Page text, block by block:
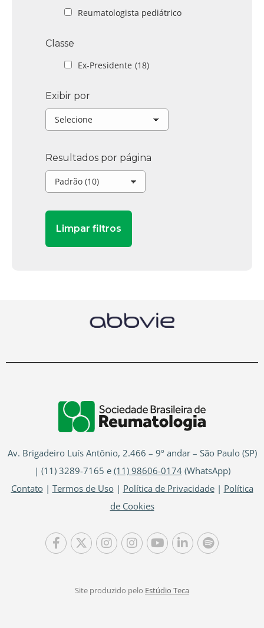
Reumatologista pediátrico
Classe
Ex-Presidente (18)
Exibir por
Resultados por página
Av. Brigadeiro Luís Antônio, 2.466 – 9º andar – São Paulo (SP)
| (11) 3289-7165 e (11) 98606-0174(WhatsApp)
Contato| Termos de Uso| Política de Privacidade| Política
de Cookies
Site produzido pelo Estúdio Teca